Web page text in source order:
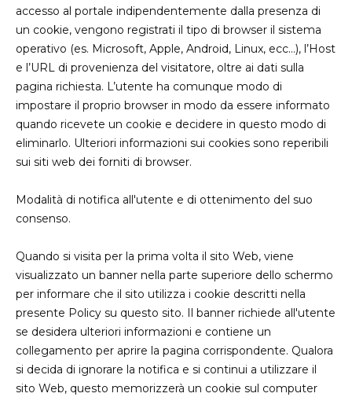
accesso al portale indipendentemente dalla presenza di
un cookie, vengono registrati il tipo di browser il sistema
operativo (es. Microsoft, Apple, Android, Linux, ecc…), l’Host
e l’URL di provenienza del visitatore, oltre ai dati sulla
pagina richiesta. L’utente ha comunque modo di
impostare il proprio browser in modo da essere informato
quando ricevete un cookie e decidere in questo modo di
eliminarlo. Ulteriori informazioni sui cookies sono reperibili
sui siti web dei forniti di browser.
Modalità di notifica all'utente e di ottenimento del suo
consenso.
Quando si visita per la prima volta il sito Web, viene
visualizzato un banner nella parte superiore dello schermo
per informare che il sito utilizza i cookie descritti nella
presente Policy su questo sito. Il banner richiede all'utente
se desidera ulteriori informazioni e contiene un
collegamento per aprire la pagina corrispondente. Qualora
si decida di ignorare la notifica e si continui a utilizzare il
sito Web, questo memorizzerà un cookie sul computer